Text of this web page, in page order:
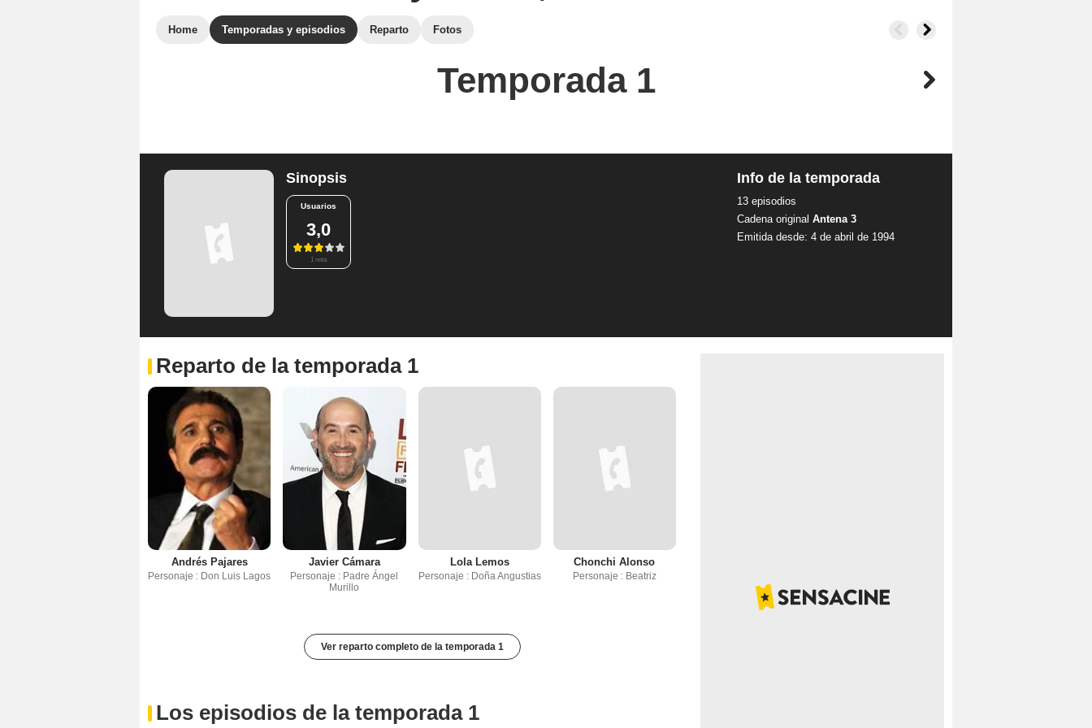
Home Temporadas y episodios Reparto Fotos
Temporada 1
Sinopsis
Usuarios
3,0
1 nota
Info de la temporada
13 episodios
Cadena original Antena 3
Emitida desde: 4 de abril de 1994
Reparto de la temporada 1
Andrés Pajares
Personaje : Don Luis Lagos
Javier Cámara
Personaje : Padre Ángel
Murillo
Lola Lemos
Personaje : Doña Angustias
Chonchi Alonso
Personaje : Beatriz
Ver reparto completo de la temporada 1
Los episodios de la temporada 1